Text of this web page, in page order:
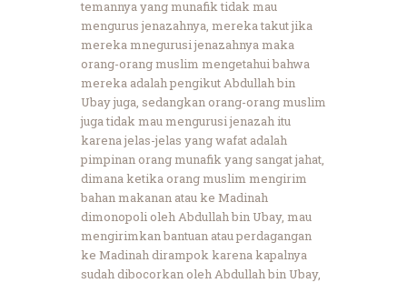
temannya yang munafik tidak mau
mengurus jenazahnya, mereka takut jika
mereka mnegurusi jenazahnya maka
orang-orang muslim mengetahui bahwa
mereka adalah pengikut Abdullah bin
Ubay juga, sedangkan orang-orang muslim
juga tidak mau mengurusi jenazah itu
karena jelas-jelas yang wafat adalah
pimpinan orang munafik yang sangat jahat,
dimana ketika orang muslim mengirim
bahan makanan atau ke Madinah
dimonopoli oleh Abdullah bin Ubay, mau
mengirimkan bantuan atau perdagangan
ke Madinah dirampok karena kapalnya
sudah dibocorkan oleh Abdullah bin Ubay,